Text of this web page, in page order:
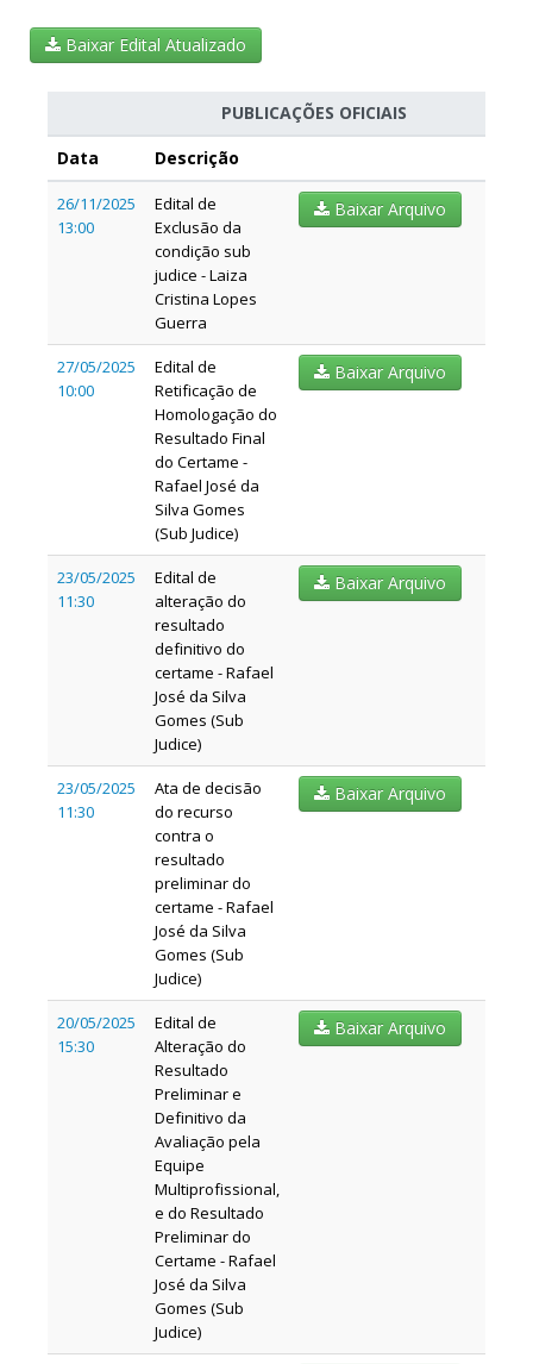
Baixar Edital Atualizado
PUBLICAÇÕES OFICIAIS
Data
Descrição
26/11/2025
13:00
Edital de
Exclusão da
condição sub
judice - Laiza
Cristina Lopes
Guerra
Baixar Arquivo
27/05/2025
10:00
Edital de
Retificação de
Homologação do
Resultado Final
do Certame -
Rafael José da
Silva Gomes
(Sub Judice)
Baixar Arquivo
23/05/2025
11:30
Edital de
alteração do
resultado
definitivo do
certame - Rafael
José da Silva
Gomes (Sub
Judice)
Baixar Arquivo
23/05/2025
11:30
Ata de decisão
do recurso
contra o
resultado
preliminar do
certame - Rafael
José da Silva
Gomes (Sub
Judice)
Baixar Arquivo
20/05/2025
15:30
Edital de
Alteração do
Resultado
Preliminar e
Definitivo da
Avaliação pela
Equipe
Multiprofissional,
e do Resultado
Preliminar do
Certame - Rafael
José da Silva
Gomes (Sub
Judice)
Baixar Arquivo